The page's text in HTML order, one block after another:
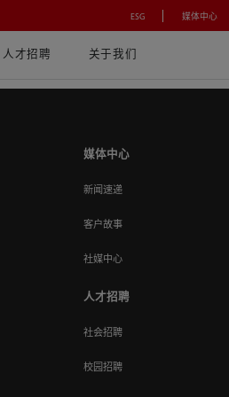
人才招聘 关于我们
ESG 媒体中心
媒体中心
新闻速递
客户故事
社媒中心
人才招聘
社会招聘
校园招聘